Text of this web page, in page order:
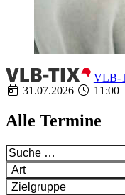
VLB-
31.07.2026
11:00
Alle Termine
Art
Zielgruppe